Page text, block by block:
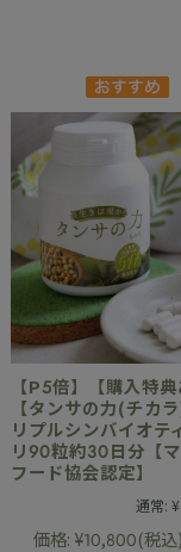
【P5倍】【購入特典
【タンサの力(チカ
リプルシンバイオテ
リ90粒約30日分【
フード協会認定】
通常:
価格: ¥10,800(税込)